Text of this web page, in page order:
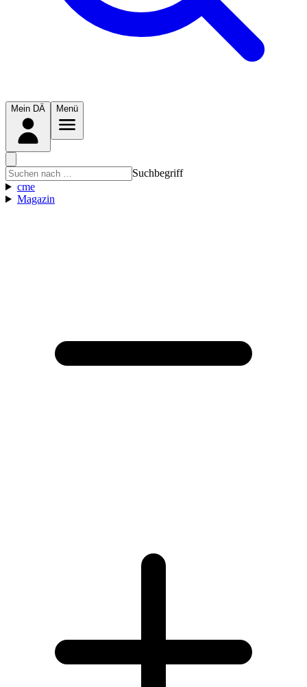
Mein DÄ Menü
Suchbegriff
cme
Magazin